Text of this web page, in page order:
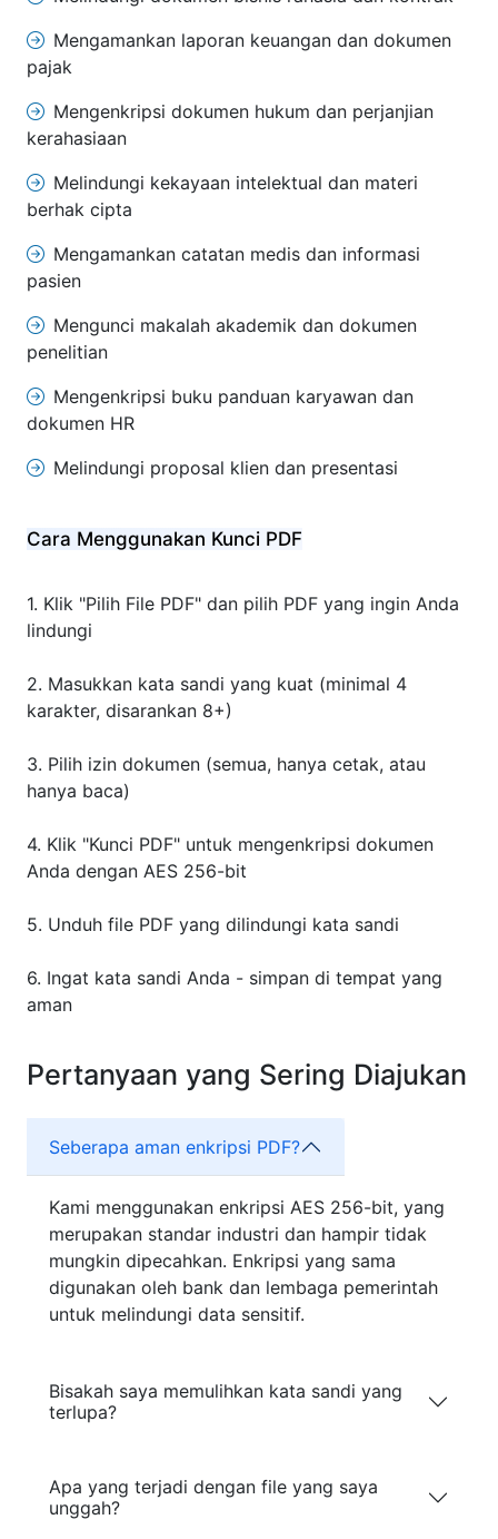
Mengamankan laporan keuangan dan dokumen
pajak
Mengenkripsi dokumen hukum dan perjanjian
kerahasiaan
Melindungi kekayaan intelektual dan materi
berhak cipta
Mengamankan catatan medis dan informasi
pasien
Mengunci makalah akademik dan dokumen
penelitian
Mengenkripsi buku panduan karyawan dan
dokumen HR
Melindungi proposal klien dan presentasi
Cara Menggunakan Kunci PDF
Klik "Pilih File PDF" dan pilih PDF yang ingin Anda
lindungi
Masukkan kata sandi yang kuat (minimal 4
karakter, disarankan 8+)
Pilih izin dokumen (semua, hanya cetak, atau
hanya baca)
Klik "Kunci PDF" untuk mengenkripsi dokumen
Anda dengan AES 256-bit
Unduh file PDF yang dilindungi kata sandi
Ingat kata sandi Anda - simpan di tempat yang
aman
Pertanyaan yang Sering Diajukan
Seberapa aman enkripsi PDF?
Kami menggunakan enkripsi AES 256-bit, yang
merupakan standar industri dan hampir tidak
mungkin dipecahkan. Enkripsi yang sama
digunakan oleh bank dan lembaga pemerintah
untuk melindungi data sensitif.
Bisakah saya memulihkan kata sandi yang
terlupa?
Apa yang terjadi dengan file yang saya
unggah?